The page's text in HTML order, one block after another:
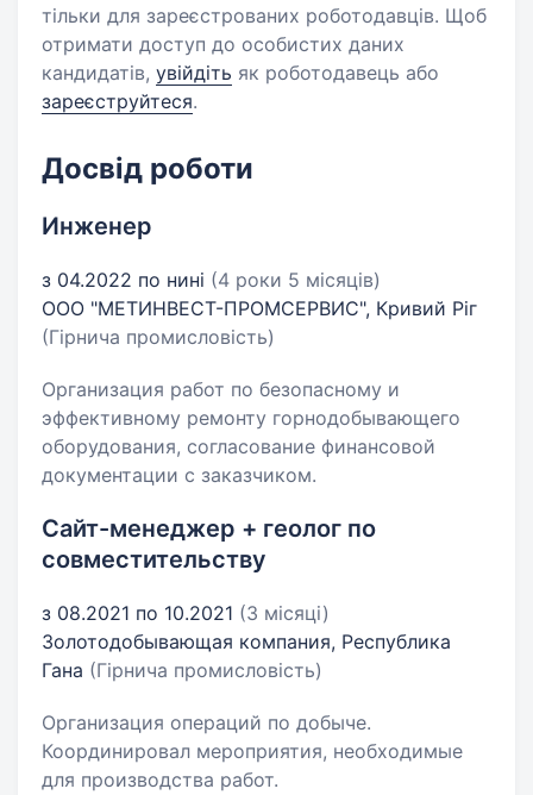
тільки для зареєстрованих роботодавців. Щоб
отримати доступ до особистих даних
кандидатів, увійдіть як роботодавець або
зареєструйтеся.
Досвід роботи
Инженер
з 04.2022 по нині (4 роки 5 місяців)
ООО "МЕТИНВЕСТ-ПРОМСЕРВИС", Кривий Ріг
(Гірнича промисловість)
Организация работ по безопасному и
эффективному ремонту горнодобывающего
оборудования, согласование финансовой
документации с заказчиком.
Сайт-менеджер + геолог по
совместительству
з 08.2021 по 10.2021 (3 місяці)
Золотодобывающая компания, Республика
Гана (Гірнича промисловість)
Организация операций по добыче.
Координировал мероприятия, необходимые
для производства работ.